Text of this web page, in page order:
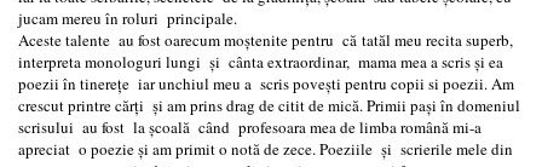
jucam mereu în roluri principale.
Aceste talente au fost oarecum moștenite pentru că tatăl meu recita superb,
interpreta monologuri lungi și cânta extraordinar, mama mea a scris și ea
poezii în tinerețe iar unchiul meu a scris povești pentru copii si poezii. Am
crescut printre cărți și am prins drag de citit de mică. Primii pași în domeniul
scrisului au fost la școală când profesoara mea de limba română mi-a
apreciat o poezie și am primit o notă de zece. Poeziile și scrierile mele din